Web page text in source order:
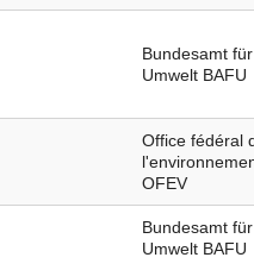
Bundesamt für
Umwelt BAFU
Office fédéral
OFEV
Bundesamt für
Umwelt BAFU